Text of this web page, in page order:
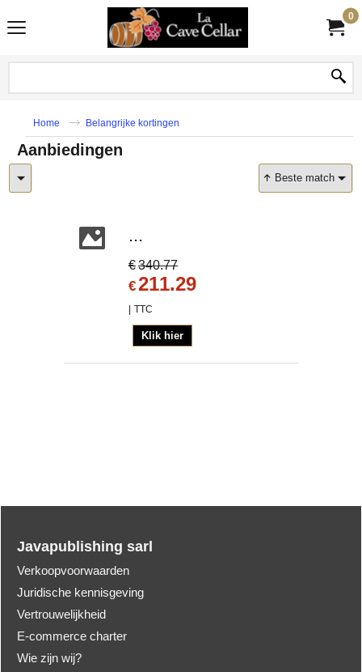
0
Home Belangrijke kortingen
Aanbiedingen
Beste match
...
€340.77
€211.29
TTC
Klik hier
Javapublishing sarl
Verkoopvoorwaarden
Juridische kennisgeving
Vertrouwelijkheid
E-commerce charter
Wie zijn wij?